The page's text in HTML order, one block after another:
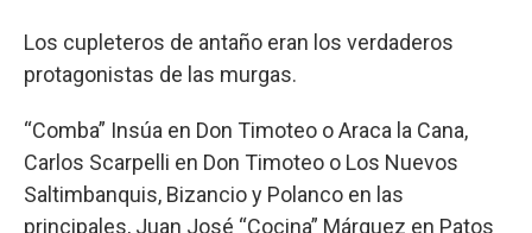
Los cupleteros de antaño eran los verdaderos
protagonistas de las murgas.
“Comba” Insúa en Don Timoteo o Araca la Cana,
Carlos Scarpelli en Don Timoteo o Los Nuevos
Saltimbanquis, Bizancio y Polanco en las
principales, Juan José “Cocina” Márquez en Patos